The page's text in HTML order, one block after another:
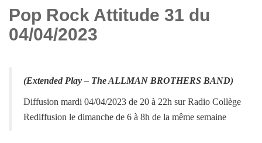
Pop Rock Attitude 31 du
04/04/2023
(Extended Play – The ALLMAN BROTHERS BAND)
Diffusion mardi 04/04/2023 de 20 à 22h sur Radio Collège
Rediffusion le dimanche de 6 à 8h de la même semaine